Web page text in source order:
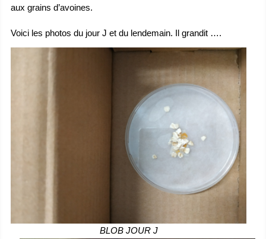
aux grains d’avoines.
Voici les photos du jour J et du lendemain. Il grandit ….
BLOB JOUR J